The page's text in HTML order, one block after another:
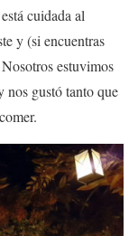
cuidada al
y (si encuentras
estuvimos
nos gustó tanto que